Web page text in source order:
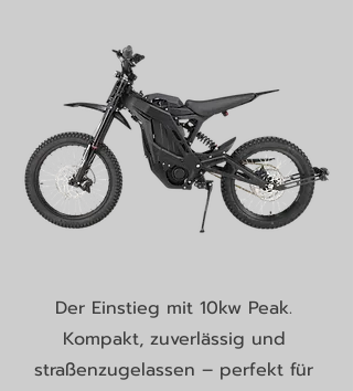
Der Einstieg mit 10kw Peak.
Kompakt, zuverlässig und
straßenzugelassen – perfekt für